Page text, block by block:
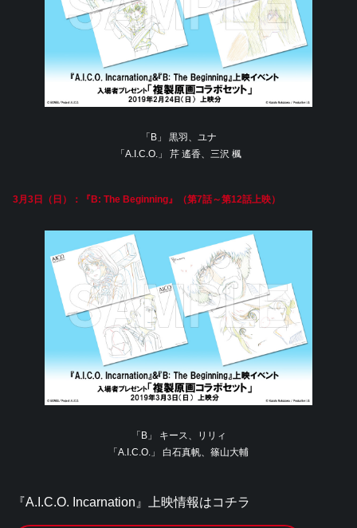
「B」 黒羽、ユナ
「A.I.C.O.」 芹 遙香、三沢 楓
3月3日（日）：『B: The Beginning』（第7話～第12話上映）
「B」 キース、リリィ
「A.I.C.O.」 白石真帆、篠山大輔
『A.I.C.O. Incarnation』上映情報はコチラ